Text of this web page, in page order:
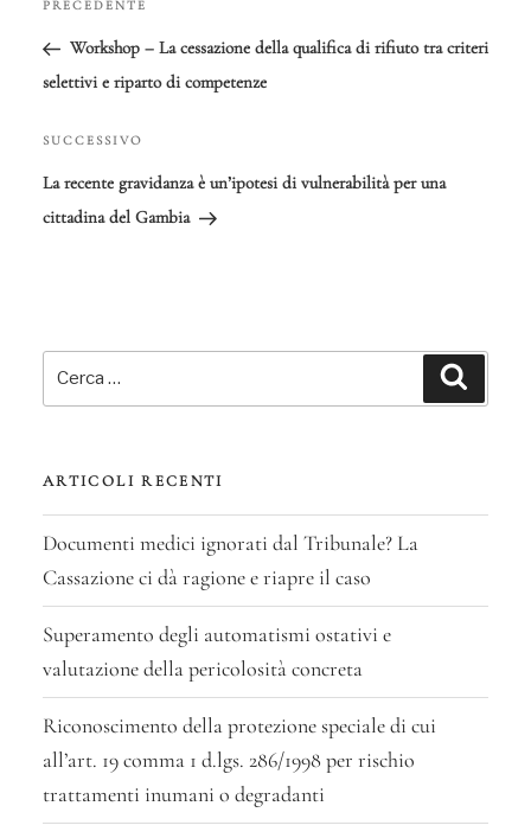
Articolo
precedente:
PRECEDENTE
Workshop – La cessazione della qualifica di rifiuto tra criteri
selettivi e riparto di competenze
Articolo
successivo
SUCCESSIVO
La recente gravidanza è un’ipotesi di vulnerabilità per una
cittadina del Gambia
Cerca:
ARTICOLI RECENTI
Documenti medici ignorati dal Tribunale? La
Cassazione ci dà ragione e riapre il caso
Superamento degli automatismi ostativi e
valutazione della pericolosità concreta
Riconoscimento della protezione speciale di cui
all’art. 19 comma 1 d.lgs. 286/1998 per rischio
trattamenti inumani o degradanti